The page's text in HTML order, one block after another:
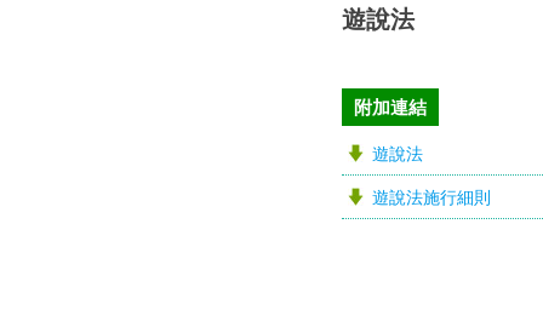
遊說法
附加連結
遊說法
遊說法施行細則